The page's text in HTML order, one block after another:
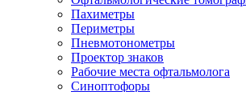
Пахиметры
Периметры
Пневмотонометры
Проектор знаков
Рабочие места офтальмолога
Синоптофоры